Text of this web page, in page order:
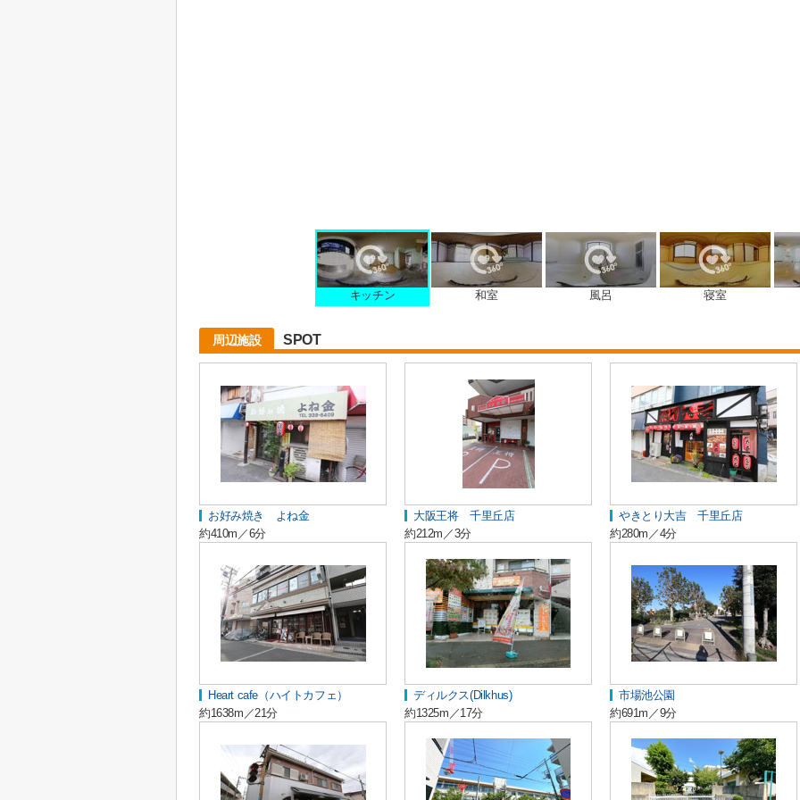
キッチン 和室 風呂 寝室
周辺施設 SPOT
お好み焼き よね金
約410m／6分
大阪王将 千里丘店
約212m／3分
やきとり大吉 千里丘店
約280m／4分
Heart cafe（ハイトカフェ）
約1638m／21分
ディルクス(Dilkhus)
約1325m／17分
市場池公園
約691m／9分